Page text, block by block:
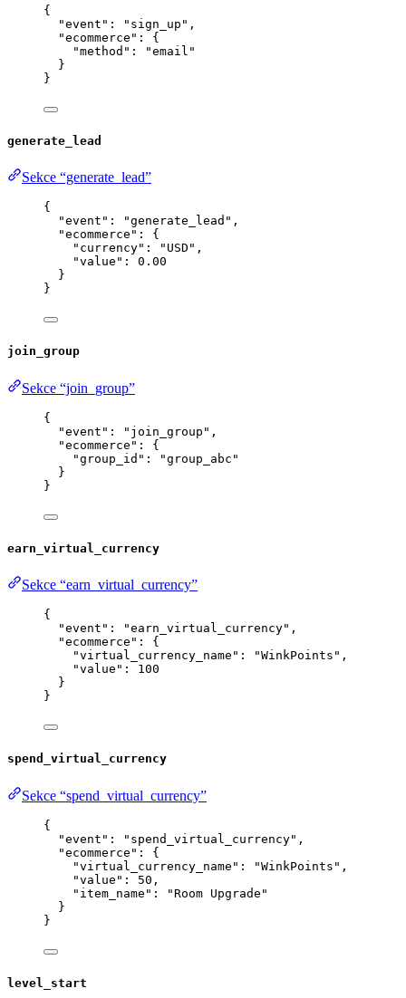
{
"event" : " sign_up " ,
"ecommerce" : {
"method" : "email "
}
}
generate_lead
Sekce “generate_lead”
{
"event" : "generate_lead " ,
"ecommerce" : {
"currency" : " USD " ,
"value" : 0.00
}
}
join_group
Sekce “join_group”
{
"event" : " join_group " ,
"ecommerce" : {
"group_id" : "group_abc "
}
}
earn_virtual_currency
Sekce “earn_virtual_currency”
{
"event" : "earn_virtual_currency" ,
"ecommerce" : {
"virtual_currency_name" : "WinkPoints " ,
"value" : 100
}
}
spend_virtual_currency
Sekce “spend_virtual_currency”
{
"event" : " spend_virtual_currency" ,
"ecommerce" : {
"virtual_currency_name" : "WinkPoints " ,
"value" : 50 ,
"item_name" : "Room Upgrade "
}
}
level_start